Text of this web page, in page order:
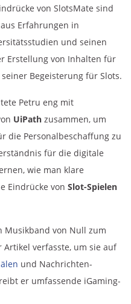
von SlotsMate sind
Erfahrungen in
und seinen
Erstellung von Inhalten für
Begeisterung für Slots.
Petru eng mit
UiPath zusammen, um
die Personalbeschaffung zu
für die digitale
wie man klare
Eindrücke von Slot-Spielen
Musikband von Null zum
verfasste, um sie auf
und Nachrichten-
er umfassende iGaming-